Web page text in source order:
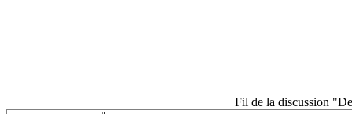
Fil de la discussion